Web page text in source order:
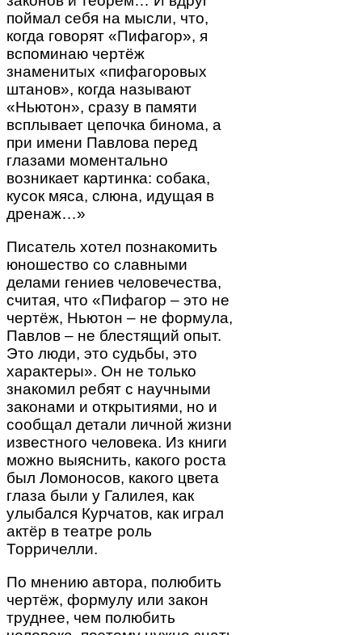
поймал себя на мысли, что,
когда говорят «Пифагор», я
вспоминаю чертёж
знаменитых «пифагоровых
штанов», когда называют
«Ньютон», сразу в памяти
всплывает цепочка бинома, а
при имени Павлова перед
глазами моментально
возникает картинка: собака,
кусок мяса, слюна, идущая в
дренаж…»
Писатель хотел познакомить
юношество со славными
делами гениев человечества,
считая, что «Пифагор – это не
чертёж, Ньютон – не формула,
Павлов – не блестящий опыт.
Это люди, это судьбы, это
характеры». Он не только
знакомил ребят с научными
законами и открытиями, но и
сообщал детали личной жизни
известного человека. Из книги
можно выяснить, какого роста
был Ломоносов, какого цвета
глаза были у Галилея, как
улыбался Курчатов, как играл
актёр в театре роль
Торричелли.
По мнению автора, полюбить
чертёж, формулу или закон
труднее, чем полюбить